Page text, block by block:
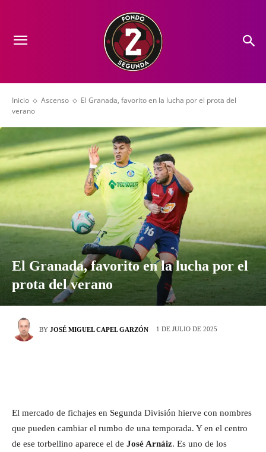
Inicio Ascenso
El Granada, favorito en la lucha por el prota del
verano
El Granada, favorito en la lucha por el
prota del verano
BY JOSÉ MIGUEL CAPEL GARZÓN 1 DE JULIO DE 2025
El mercado de fichajes en Segunda División hierve con nombres
que pueden cambiar el rumbo de una temporada. Y en el centro
de ese torbellino aparece el de José Arnáiz. Es uno de los